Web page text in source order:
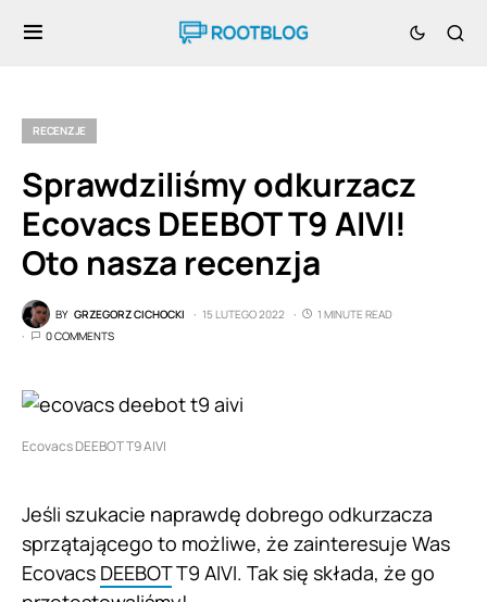
RECENZJE
Sprawdziliśmy odkurzacz
Ecovacs DEEBOT T9 AIVI!
Oto nasza recenzja
BY GRZEGORZ CICHOCKI 15 LUTEGO 2022
1 MINUTE READ
0 COMMENTS
Ecovacs DEEBOT T9 AIVI
Jeśli szukacie naprawdę dobrego odkurzacza
sprzątającego to możliwe, że zainteresuje Was
Ecovacs DEEBOTT9 AIVI. Tak się składa, że go